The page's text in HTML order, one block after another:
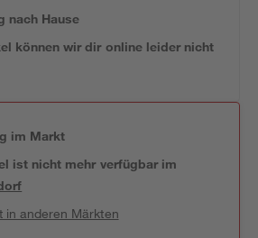
nach Hause
können wir dir online leider nicht
im Markt
ist nicht mehr verfügbar im
in anderen Märkten